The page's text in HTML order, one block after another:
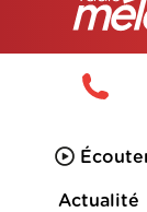
Actualité